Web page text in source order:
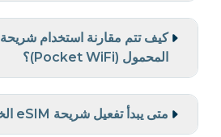
المحمول (Pocket WiFi)؟
متى يبدأ تفعيل شريحة eSIM الخاصة بي؟